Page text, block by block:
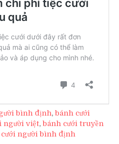
bình định, bánh cưới
người việt, bánh cưới truyền
người bình định